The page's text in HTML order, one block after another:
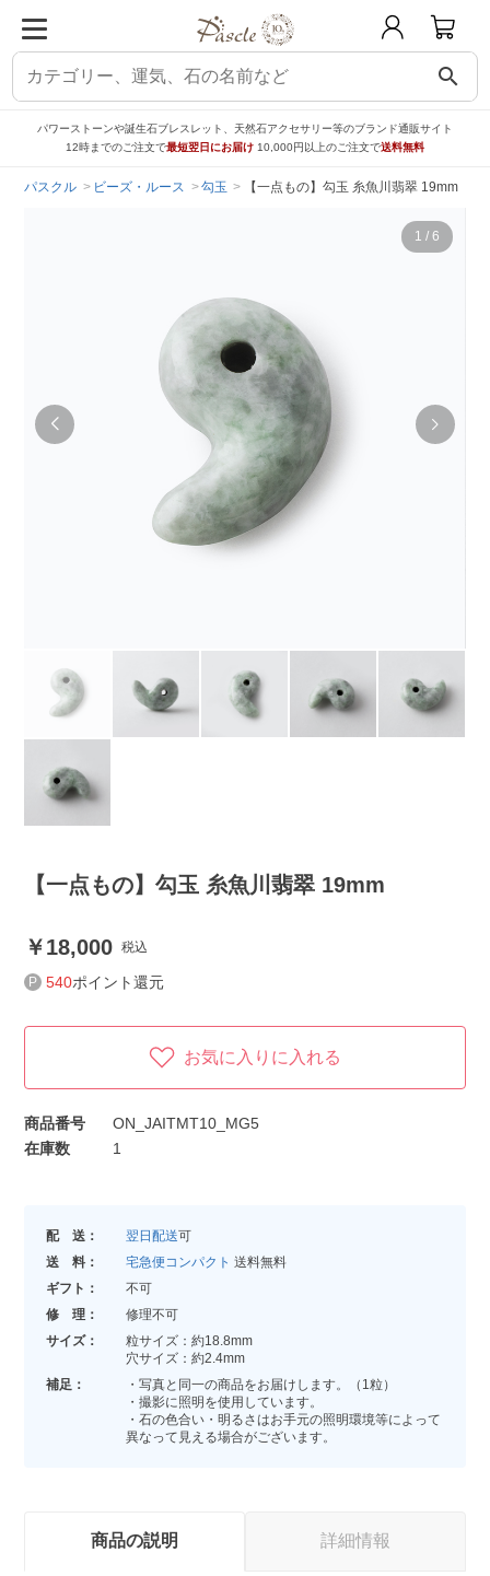
search
パワーストーンや誕生石ブレスレット、天然石アクセサリー等のブランド通販サイト
12時までのご注文で最短翌日にお届け 10,000円以上のご注文で送料無料
パスクル ビーズ・ルース 勾玉 【一点もの】勾玉 糸魚川翡翠 19mm
1 / 6
【一点もの】勾玉 糸魚川翡翠 19mm
18,000 税込
540ポイント還元
お気に入りに入れる
商品番号
ON_JAITMT10_MG5
在庫数
1
配 送： 翌日配送可
送 料：
宅急便コンパクト 送料無料
ギフト：
不可
修 理：
修理不可
サイズ：
粒サイズ：約18.8mm
穴サイズ：約2.4mm
補足：
・写真と同一の商品をお届けします。（1粒）
・撮影に照明を使用しています。
・石の色合い・明るさはお手元の照明環境等によって
異なって見える場合がございます。
商品の説明 詳細情報